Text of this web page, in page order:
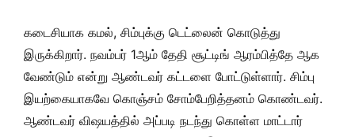
கடைசியாக கமல், சிம்புக்கு டெட்லைன் கொடுத்து
இருக்கிறார். நவம்பர் 1ஆம் தேதி சூட்டிங் ஆரம்பித்தே ஆக
வேண்டும் என்று ஆண்டவர் கட்டளை போட்டுள்ளார். சிம்பு
இயற்கையாகவே கொஞ்சம் சோம்பேறித்தனம் கொண்டவர்.
ஆண்டவர் விஷயத்தில் அப்படி நடந்து கொள்ள மாட்டார்